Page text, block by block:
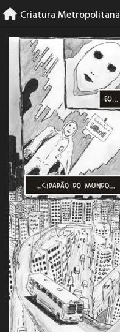
Skip
to
content
Criatura Metropolitana